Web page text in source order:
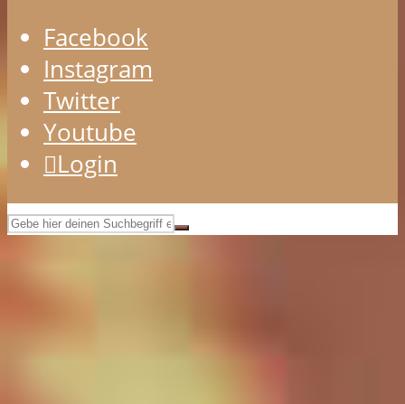
Facebook
Instagram
Twitter
Youtube
Login